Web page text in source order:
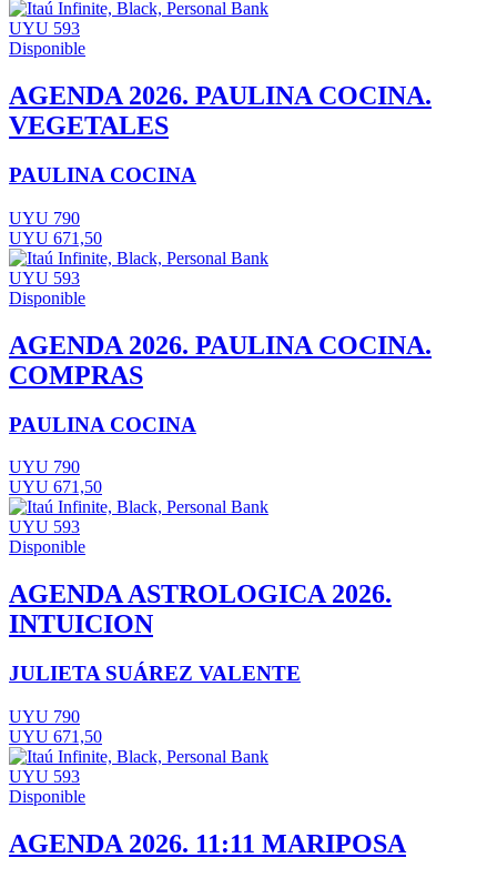
UYU 593
Disponible
AGENDA 2026. PAULINA COCINA.
VEGETALES
PAULINA COCINA
UYU 790
UYU 671,50
UYU 593
Disponible
AGENDA 2026. PAULINA COCINA.
COMPRAS
PAULINA COCINA
UYU 790
UYU 671,50
UYU 593
Disponible
AGENDA ASTROLOGICA 2026.
INTUICION
JULIETA SUÁREZ VALENTE
UYU 790
UYU 671,50
UYU 593
Disponible
AGENDA 2026. 11:11 MARIPOSA